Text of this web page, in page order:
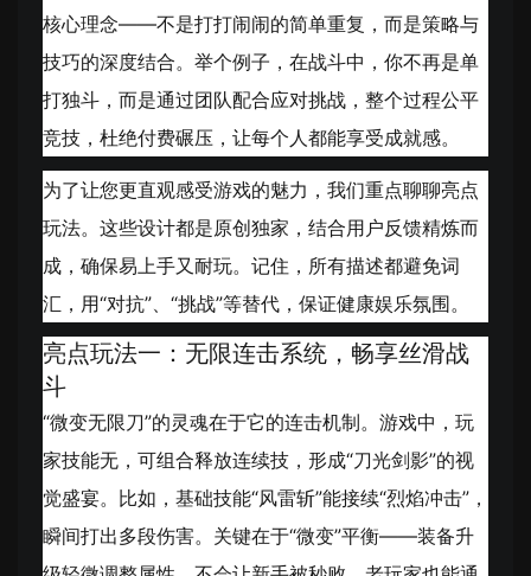
核心理念——不是打打闹闹的简单重复，而是策略与
技巧的深度结合。举个例子，在战斗中，你不再是单
打独斗，而是通过团队配合应对挑战，整个过程公平
竞技，杜绝付费碾压，让每个人都能享受成就感。
为了让您更直观感受游戏的魅力，我们重点聊聊亮点
玩法。这些设计都是原创独家，结合用户反馈精炼而
成，确保易上手又耐玩。记住，所有描述都避免词
汇，用“对抗”、“挑战”等替代，保证健康娱乐氛围。
亮点玩法一：无限连击系统，畅享丝滑战
斗
“微变无限刀”的灵魂在于它的连击机制。游戏中，玩
家技能无，可组合释放连续技，形成“刀光剑影”的视
觉盛宴。比如，基础技能“风雷斩”能接续“烈焰冲击”，
瞬间打出多段伤害。关键在于“微变”平衡——装备升